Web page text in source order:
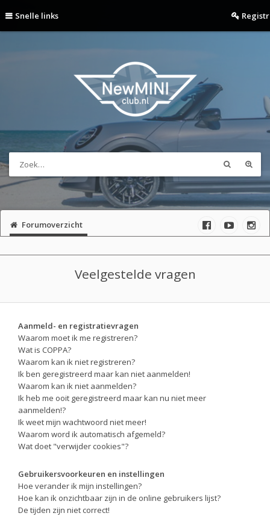
Snelle links
Forumoverzicht
Veelgestelde vragen
Aanmeld- en registratievragen
Waarom moet ik me registreren?
Wat is COPPA?
Waarom kan ik niet registreren?
Ik ben geregistreerd maar kan niet aanmelden!
Waarom kan ik niet aanmelden?
Ik heb me ooit geregistreerd maar kan nu niet meer
aanmelden!?
Ik weet mijn wachtwoord niet meer!
Waarom word ik automatisch afgemeld?
Wat doet "verwijder cookies"?
Gebruikersvoorkeuren en instellingen
Hoe verander ik mijn instellingen?
Hoe kan ik onzichtbaar zijn in de online gebruikers lijst?
De tijden zijn niet correct!